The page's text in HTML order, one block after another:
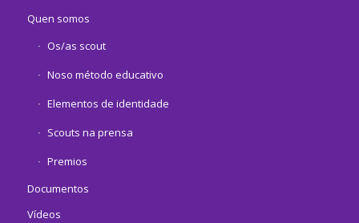
Quen somos
Os/as scout
Noso método educativo
Elementos de identidade
Scouts na prensa
Premios
Documentos
Vídeos